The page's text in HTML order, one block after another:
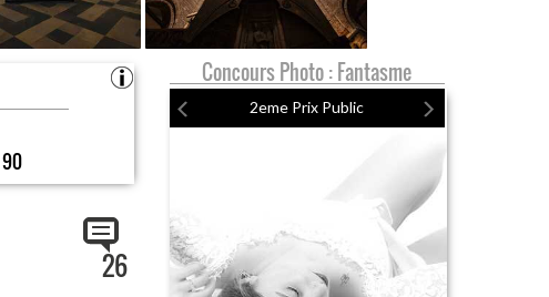
90
26
Concours Photo : Fantasme
2eme Prix Public